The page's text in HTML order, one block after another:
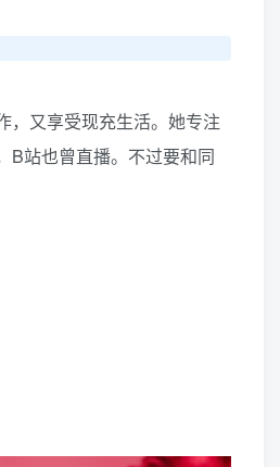
，又享受现充生活。她专注
B站也曾直播。不过要和同